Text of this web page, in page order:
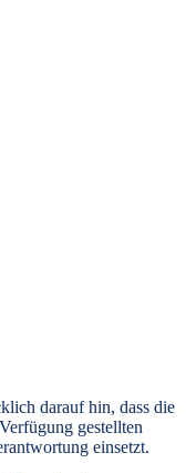
darauf hin, dass die
gestellten
einsetzt.